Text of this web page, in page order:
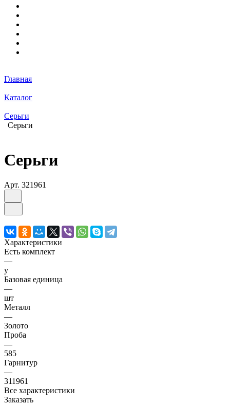
Главная
Каталог
Серьги
Серьги
Серьги
Арт. 321961
Характеристики
Есть комплект
—
y
Базовая единица
—
шт
Металл
—
Золото
Проба
—
585
Гарнитур
—
311961
Все характеристики
Заказать